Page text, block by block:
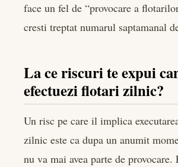
face un fel de “provocare a
cresti treptat numarul saptamanal
La ce riscuri te expui
efectuezi flotari zilnic?
Un risc pe care il implica
zilnic este ca dupa un anumit
nu va mai avea parte de provocare.